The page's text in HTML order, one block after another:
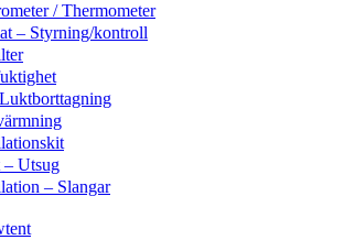
/ Thermometer
– Styrning/kontroll
– Utsug
– Slangar